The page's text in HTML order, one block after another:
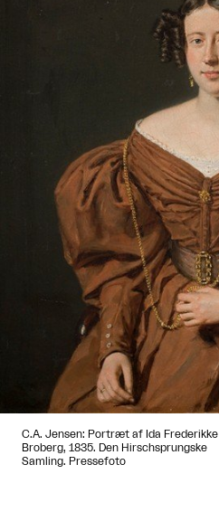
C.A. Jensen: Portræt af Ida Frederikke
Broberg, 1835. Den Hirschsprungske
Samling. Pressefoto